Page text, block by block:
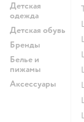
Детская
одежда
Детская обувь
Бренды
Белье и
пижамы
Аксессуары